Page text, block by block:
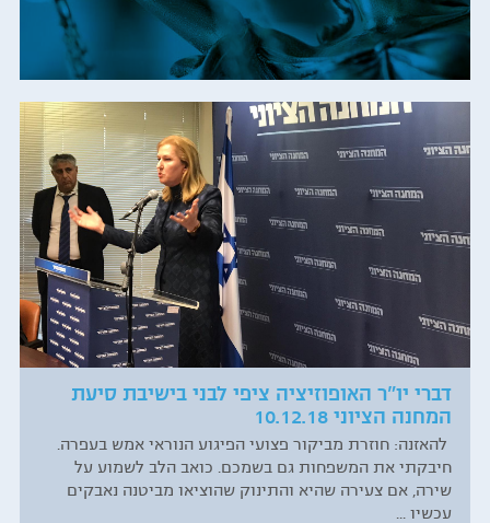
דברי יו"ר האופוזיציה ציפי לבני בישיבת סיעת
המחנה הציוני 10.12.18
להאזנה: חוזרת מביקור פצועי הפיגוע הנוראי אמש בעפרה.
חיבקתי את המשפחות גם בשמכם. כואב הלב לשמוע על
שירה, אם צעירה שהיא והתינוק שהוציאו מביטנה נאבקים
עכשיו ...